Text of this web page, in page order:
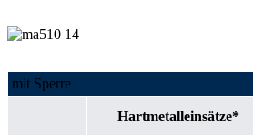
mit Sperre
Hartmetalleinsätze*